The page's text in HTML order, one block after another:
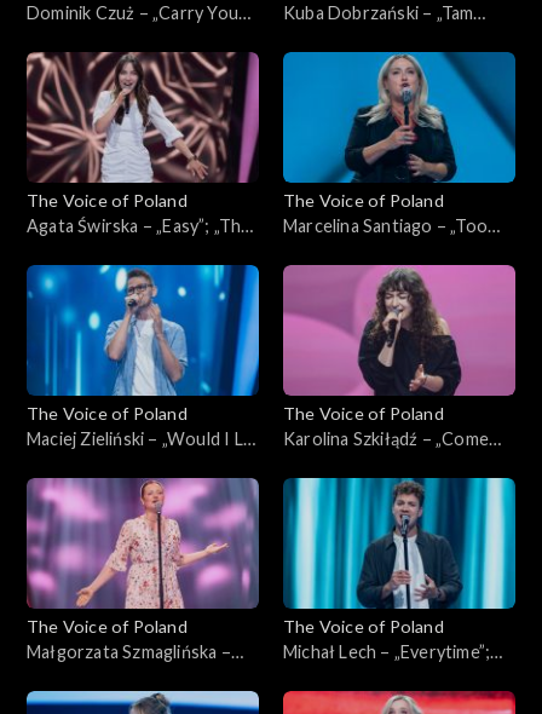
Dominik Czuż – „Carry You
Poland”, Przesłuchania w
ciemno, 4 października 2025
Kuba Dobrzański – „Tam
of Poland”, Przesłuchania w
ciemno, 4 października 2025
The Voice of Poland
Agata Świrska – „Easy”; „The
Przesłuchania w ciemno, 4
października 2025
The Voice of Poland
Marcelina Santiago – „Too
Poland”, Przesłuchania w
ciemno, 4 października 2025
The Voice of Poland
Maciej Zieliński – „Would I Lie
Poland”, Przesłuchania w
ciemno, 4 października 2025
The Voice of Poland
Karolina Szkiłądź – „Come
of Poland”, Przesłuchania w
ciemno, 4 października 2025
The Voice of Poland
Małgorzata Szmaglińska –
Poland”, Przesłuchania w
The Voice of Poland
Michał Lech – „Everytime”;
Przesłuchania w ciemno, 4